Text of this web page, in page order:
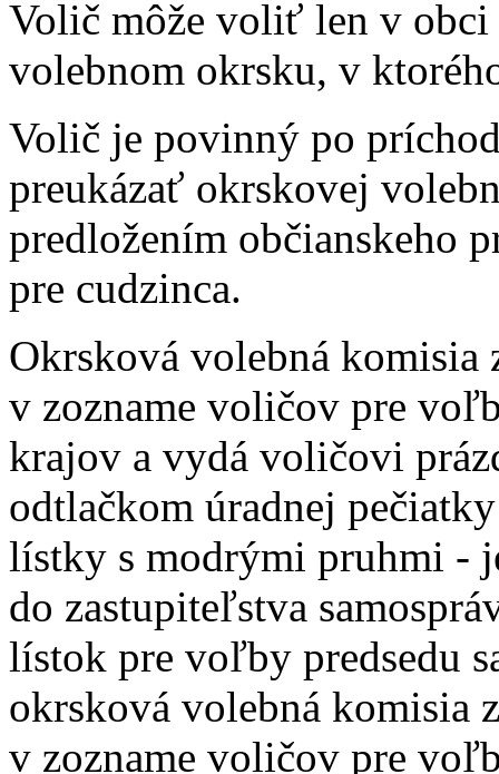
Volič môže voliť len v
volebnom okrsku, v
Volič je povinný po
preukázať okrskovej
predložením občianskeho
pre cudzinca.
Okrsková volebná
v zozname voličov pre
krajov a vydá voličovi
odtlačkom úradnej
lístky s modrými pruhmi -
do zastupiteľstva
lístok pre voľby predsedu
okrsková volebná komisia
v zozname voličov pre